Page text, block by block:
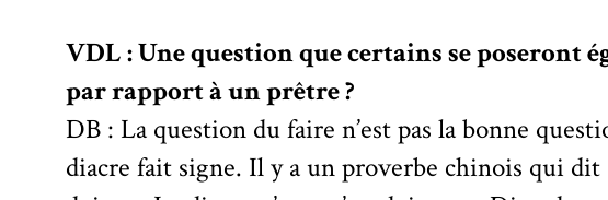
VDL : Une question que certains se poseront
par rapport à un prêtre ?
DB : La question du faire n’est pas la bonne
diacre fait signe. Il y a un proverbe chinois qui dit